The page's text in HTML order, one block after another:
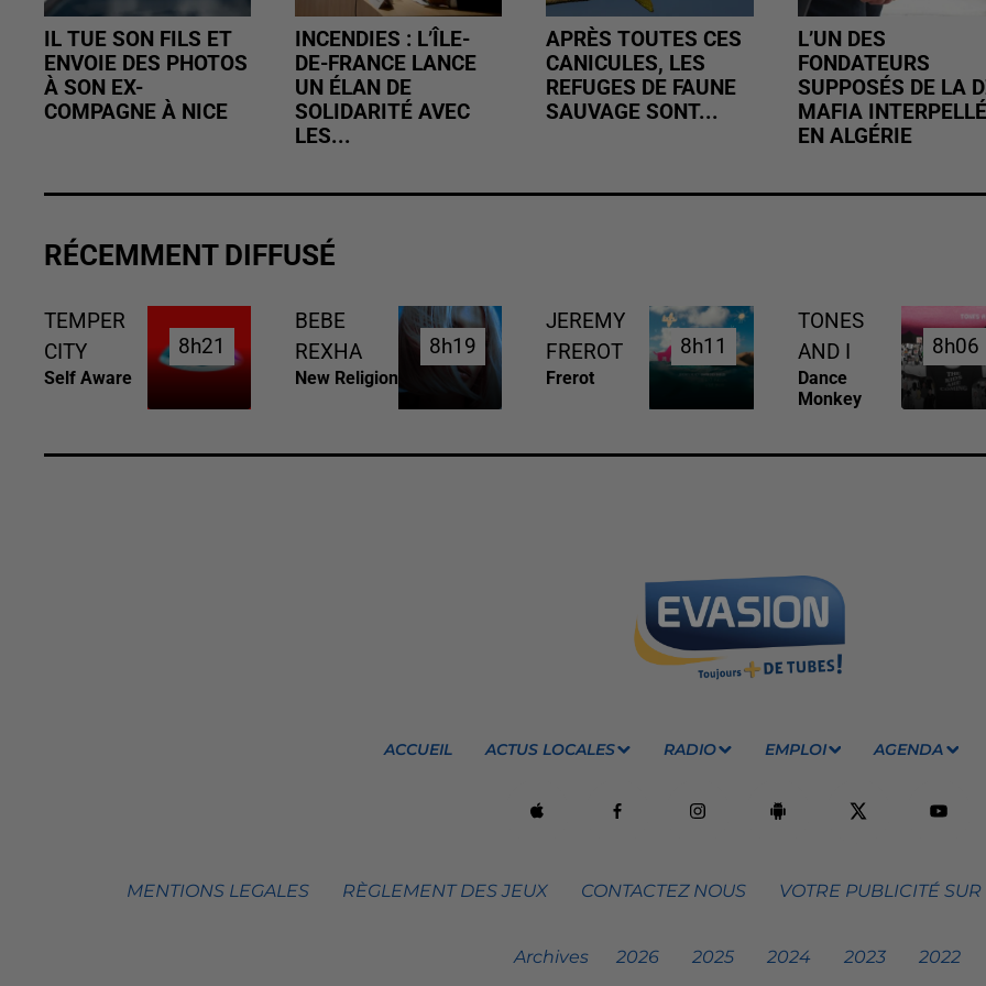
IL TUE SON FILS ET
ENVOIE DES PHOTOS
À SON EX-
COMPAGNE À NICE
INCENDIES : L’ÎLE-
DE-FRANCE LANCE
UN ÉLAN DE
SOLIDARITÉ AVEC
LES...
APRÈS TOUTES CES
CANICULES, LES
REFUGES DE FAUNE
SAUVAGE SONT...
L’UN DES
FONDATEURS
SUPPOSÉS DE LA
MAFIA INTERPELLÉ
EN ALGÉRIE
RÉCEMMENT DIFFUSÉ
TEMPER
CITY
Self Aware
8h21
8h21
BEBE
REXHA
New Religion
8h19
8h19
JEREMY
FREROT
Frerot
8h11
8h11
TONES
AND I
Dance
Monkey
8h06
8h06
ACCUEIL ACTUS LOCALES RADIO EMPLOI AGENDA
MENTIONS LEGALES RÈGLEMENT DES JEUX CONTACTEZ NOUS VOTRE PUBLICITÉ
Archives 2026 2025 2024 2023 2022